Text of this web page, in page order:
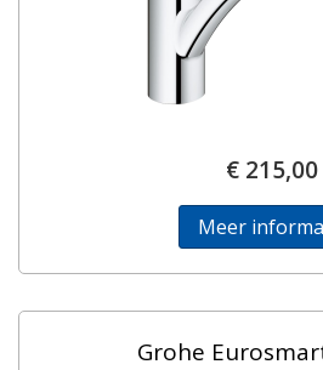
€ 215,00
Meer
Grohe